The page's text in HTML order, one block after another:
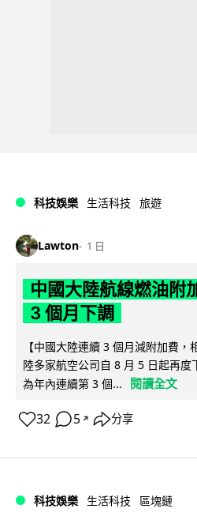
科技娛樂 生活科技 旅遊
Lawton 1 日
中國大陸航線燃油附
3 個月下調
【中國大陸連續 3 個月減附加費
陸多家航空公司自 8 月 5 日起再度
為年內連續第 3 個...
閱讀全文
32 5 ↗ 分享
科技娛樂 生活科技 區塊鏈